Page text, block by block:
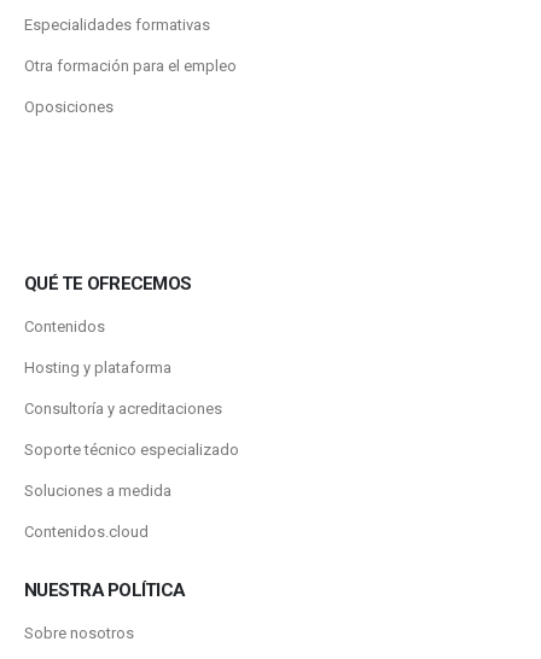
Especialidades formativas
Otra formación para el empleo
Oposiciones
QUÉ TE OFRECEMOS
Contenidos
Hosting y plataforma
Consultoría y acreditaciones
Soporte técnico especializado
Soluciones a medida
Contenidos.cloud
NUESTRA POLÍTICA
Sobre nosotros